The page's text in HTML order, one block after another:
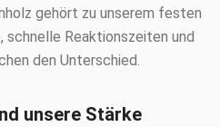
gehört zu unserem festen
schnelle Reaktionszeiten und
den Unterschied.
unsere Stärke